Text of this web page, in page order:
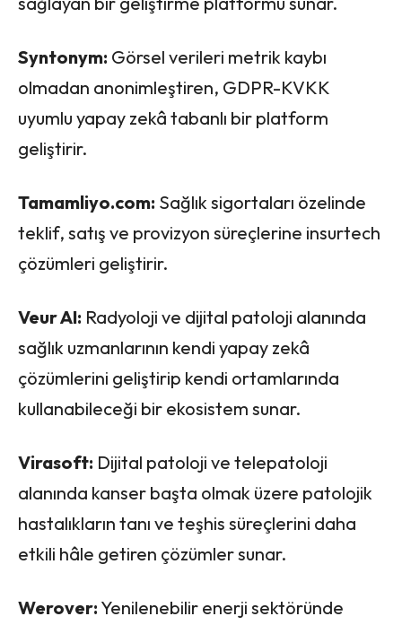
Syntonym: Görsel verileri metrik kaybı
olmadan anonimleştiren, GDPR-KVKK
uyumlu yapay zekâ tabanlı bir platform
geliştirir.
Tamamliyo.com: Sağlık sigortaları özelinde
teklif, satış ve provizyon süreçlerine insurtech
çözümleri geliştirir.
Veur AI: Radyoloji ve dijital patoloji alanında
sağlık uzmanlarının kendi yapay zekâ
çözümlerini geliştirip kendi ortamlarında
kullanabileceği bir ekosistem sunar.
Virasoft: Dijital patoloji ve telepatoloji
alanında kanser başta olmak üzere patolojik
hastalıkların tanı ve teşhis süreçlerini daha
etkili hâle getiren çözümler sunar.
Werover: Yenilenebilir enerji sektöründe